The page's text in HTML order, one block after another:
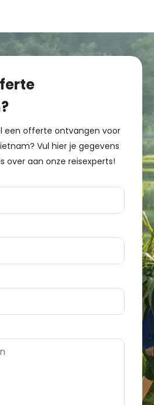
een offerte ontvangen voor
Vul hier je gegevens
over aan onze reisexperts!